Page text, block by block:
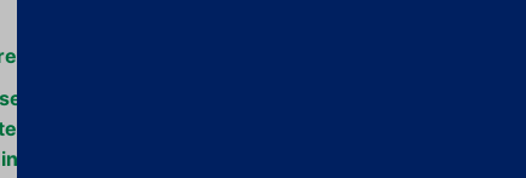
terão complexo educacional com universidades
tecnológico da Kinross, concorre na
de rota de processo para otimização da
Morro do Ouro.”